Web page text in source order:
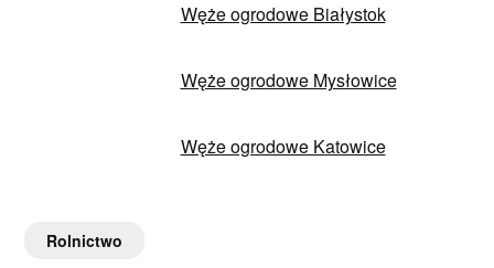
Węże ogrodowe Białystok
Węże ogrodowe Mysłowice
Węże ogrodowe Katowice
Rolnictwo